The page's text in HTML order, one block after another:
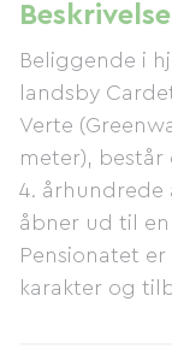
Beskrivelse
Beliggende i
landsby
Verte
meter),
4. århundrede
åbner ud til
Pensionatet
karakter og